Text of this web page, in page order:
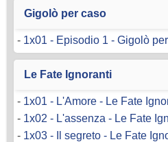
Gigolò per caso
- 1x01 - Episodio 1 - Gigolò
Le Fate Ignoranti
- 1x01 - L'Amore - Le Fate
- 1x02 - L'assenza - Le Fate
- 1x03 - Il segreto - Le Fate